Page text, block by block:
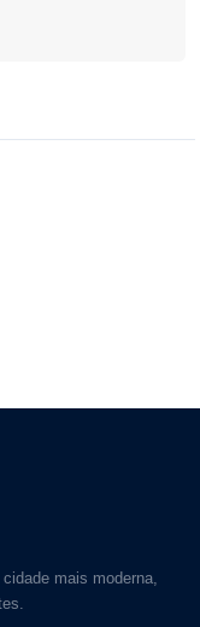
mais moderna,